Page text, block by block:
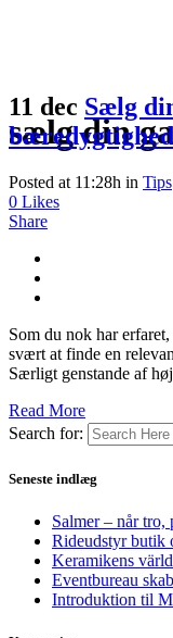
sælg din
11 dec Sælg
Posted at 11:28h in Tips
0 Likes
Share
Som du nok har
svært at finde en
Særligt genstande af
Read More
Search for:
Seneste indlæg
Salmer – når tro,
Rideudstyr butik
Keramikens
Eventbureau
Introduktion til